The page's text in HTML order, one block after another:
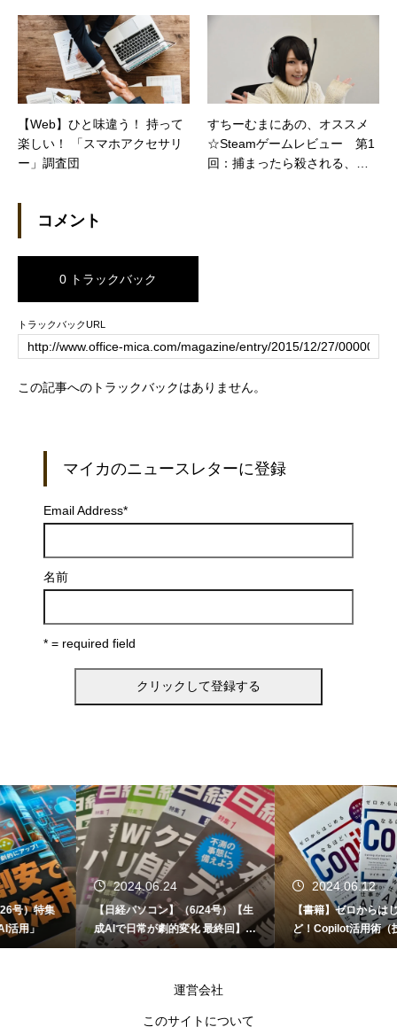
【Web】ひと味違う！ 持って
楽しい！ 「スマホアクセサリ
ー」調査団
すちーむまにあの、オススメ
☆Steamゲームレビュー 第1
回：捕まったら殺される、命
コメント
0 トラックバック
トラックバックURL
この記事へのトラックバックはありません。
マイカのニュースレターに登録
Email Address*
名前
* = required field
2024.06.24
【日経パソコン】（6/24号）【生
成AIで日常が劇的変化 最終回】 A
I時代のアプリケーション／サービ
2024.06.12
【書籍】ゼロからはじめる なるほ
ど！Copilot活用術（技術評論社）
運営会社
このサイトについて